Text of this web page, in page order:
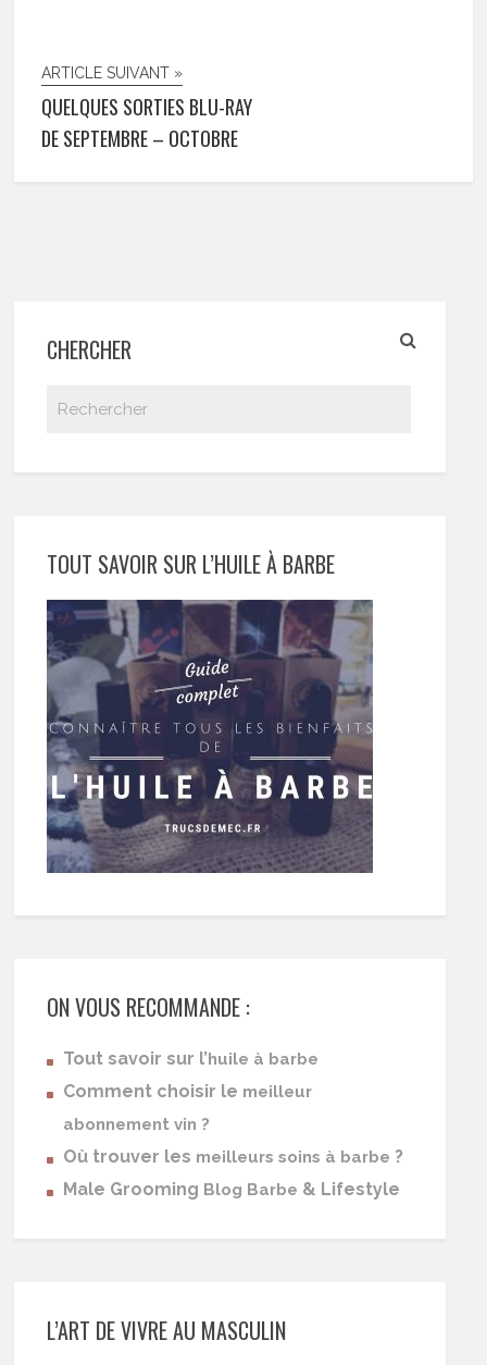
ARTICLE SUIVANT »
QUELQUES SORTIES BLU-RAY
DE SEPTEMBRE – OCTOBRE
CHERCHER
TOUT SAVOIR SUR L’HUILE À BARBE
ON VOUS RECOMMANDE :
Tout savoir sur l’huile à barbe
Comment choisir le meilleur
abonnement vin ?
Où trouver les meilleurs soins à barbe ?
Male Grooming Blog Barbe & Lifestyle
L’ART DE VIVRE AU MASCULIN